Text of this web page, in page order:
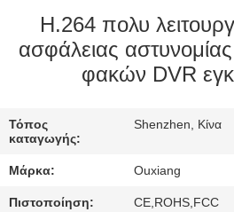
ΣΧΕΤΙΚΆ
ΜΕ
ΕΠΙΣΚΈΨΕΙΣ
ΣΤΟ
H.264 πολυ
ασφάλειας
φακών DVR
Τόπος
καταγωγής:
Shenzhen, Κίνα
Μάρκα: Ouxiang
Πιστοποίηση: CE,ROHS,FCC